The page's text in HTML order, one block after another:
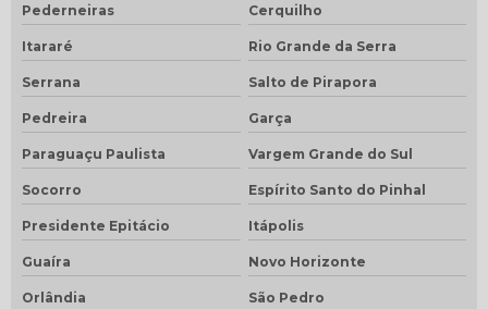
Pederneiras Cerquilho
Itararé Rio Grande da Serra
Serrana Salto de Pirapora
Pedreira Garça
Paraguaçu Paulista Vargem Grande do Sul
Socorro Espírito Santo do Pinhal
Presidente Epitácio Itápolis
Guaíra Novo Horizonte
Orlândia São Pedro